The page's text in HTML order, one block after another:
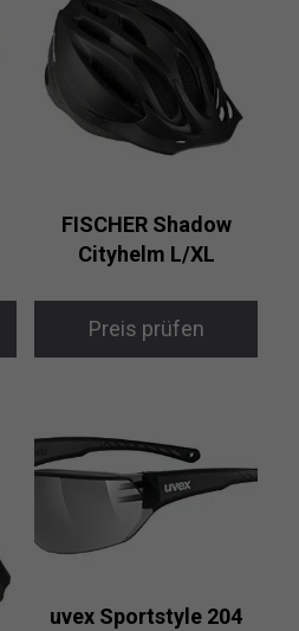
FISCHER Shadow
Cityhelm L/XL
Preis prüfen
uvex Sportstyle 204